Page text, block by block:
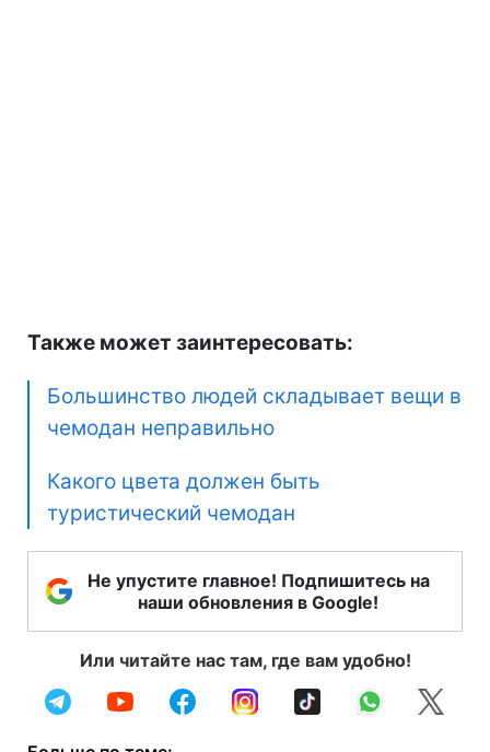
Также может заинтересовать:
Большинство людей складывает вещи в
чемодан неправильно
Какого цвета должен быть
туристический чемодан
Не упустите главное! Подпишитесь на
наши обновления в Google!
Или читайте нас там, где вам удобно!